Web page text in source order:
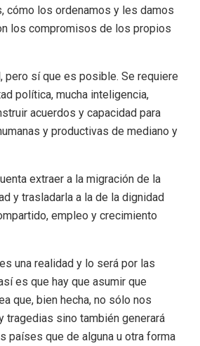
cómo los ordenamos y les damos
los compromisos de los propios
pero sí que es posible. Se requiere
política, mucha inteligencia,
acuerdos y capacidad para
y productivas de mediano y
extraer a la migración de la
y trasladarla a la de la dignidad
empleo y crecimiento
una realidad y lo será por las
es que hay que asumir que
que, bien hecha, no sólo nos
tragedias sino también generará
países que de alguna u otra forma